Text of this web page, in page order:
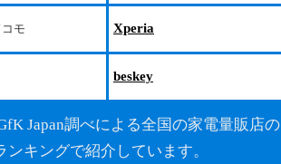
モ Xperia
beskey
Japan調べによる全国の家電量販店の
キングで紹介しています。